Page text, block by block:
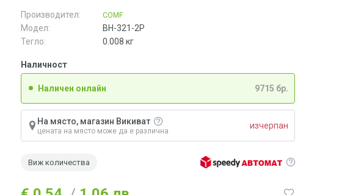
Производител: COMF
Модел:
BH-321-2P
Тегло:
0.008 кг
Наличност
Наличен онлайн 9715 бр.
На място, магазин Викиват
цената на място може да е различна
изчерпан
Виж количества